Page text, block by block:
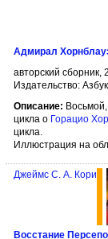
Адмирал
авторский сборник,
Издательство:
Описание:
цикла о Горацио
цикла.
Иллюстрация на
Джеймс С. А. Кори
Восстание